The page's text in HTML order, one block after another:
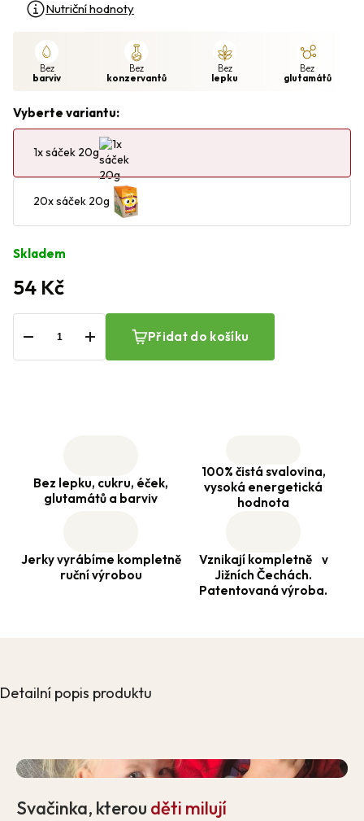
54 Kč
Skladem
+
− Přidat do košíku
Nutriční hodnoty
Bez
barviv
Bez
konzervantů
Bez
lepku
Bez
glutamátů
Vyberte variantu:
1x sáček 20g
20x sáček 20g
Bez lepku, cukru, éček,
glutamátů a barviv
100% čistá svalovina,
vysoká energetická
hodnota
Jerky vyrábíme kompletně
ruční výrobou
Vznikají kompletně v
Jižních Čechách.
Patentovaná výroba.
Detailní popis produktu
Svačinka, kterou děti milují